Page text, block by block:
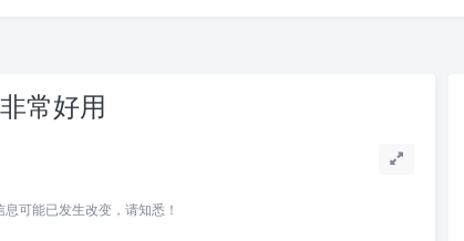
常好用
可能已发生改变，请知悉！